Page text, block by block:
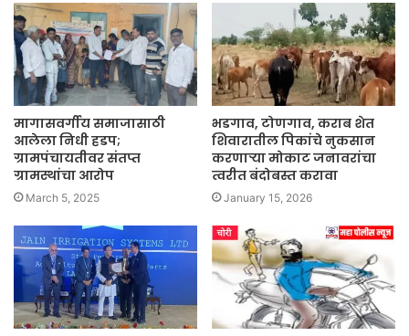
मागासवर्गीय समाजासाठी
आलेला निधी हडप;
ग्रामपंचायतीवर संतप्त
ग्रामस्थांचा आरोप
March 5, 2025
भडगाव, टोणगाव, कराब शेत
शिवारातील पिकांचे नुकसान
करणाऱ्या मोकाट जनावरांचा
त्वरीत बंदोबस्त करावा
January 15, 2026